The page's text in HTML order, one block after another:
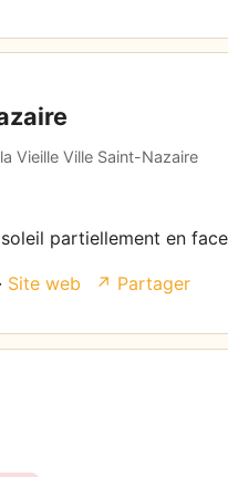
Vieille Ville Saint-Nazaire
partiellement en
· Site web ↗ Partager